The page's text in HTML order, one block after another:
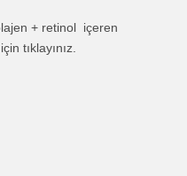
+ retinol içeren
tıklayınız.